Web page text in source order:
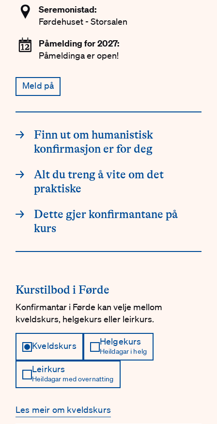
📍 Seremonistad:
Førdehuset - Storsalen
📆 Påmelding for 2027:
Påmeldinga er open!
Meld på
→
Finn ut om humanistisk
konfirmasjon er for deg
→
Alt du treng å vite om det
praktiske
→
Dette gjer konfirmantane på
kurs
Kurstilbod i Førde
Konfirmantar i Førde kan velje mellom
kveldskurs, helgekurs eller leirkurs.
Kveldskurs Helgekurs
Heildagar i helg
Leirkurs
Heildagar med overnatting
Les meir om kveldskurs